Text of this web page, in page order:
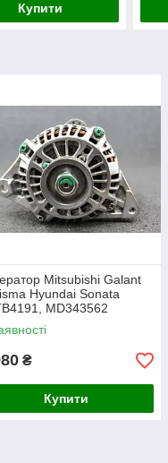
Купити
Mitsubishi Galant
Hyundai Sonata
MD343562
₴
Купити